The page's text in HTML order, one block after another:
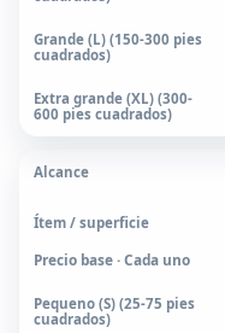
Precio base · Cada uno